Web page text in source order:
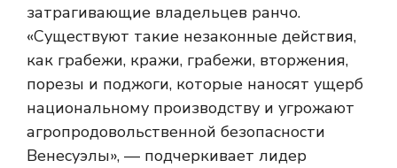
затрагивающие владельцев ранчо.
«Существуют такие незаконные действия,
как грабежи, кражи, грабежи, вторжения,
порезы и поджоги, которые наносят ущерб
национальному производству и угрожают
агропродовольственной безопасности
Венесуэлы», — подчеркивает лидер